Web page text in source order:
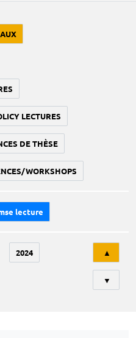
LECTURES
DE THÈSE
WORKSHOPS
lecture
2024 ▲
▼